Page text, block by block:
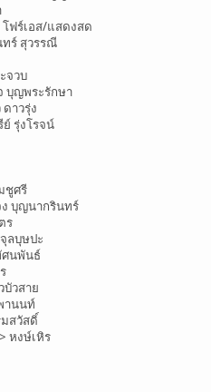
โฟร์เอส/แสดงสด
ทร์ สุวรรณี
จวบ
บุญพระรักษา
าวรุ่ง
ย์ รุ่งโรจน์
ชูศรี
ง บุญนากรินทร์
ร
ลบุษปะ
ศนพันธ์
บัวสาย
านนท์
มสวัสดิ์
หงษ์เหิร